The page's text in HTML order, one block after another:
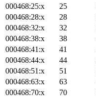
000468:25:x
25
000468:28:x
28
000468:32:x
32
000468:38:x
38
000468:41:x
41
000468:44:x
44
000468:51:x
51
000468:63:x
63
000468:70:x
70